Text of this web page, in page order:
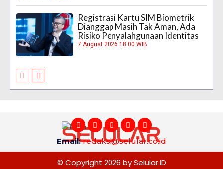
Registrasi Kartu SIM Biometrik
Dianggap Masih Tak Aman, Ada
Risiko Penyalahgunaan Identitas
7 August 2026 18:00 WIB
Email:redaksi@selular.co.id
© Copyright 2026 by Selular.ID